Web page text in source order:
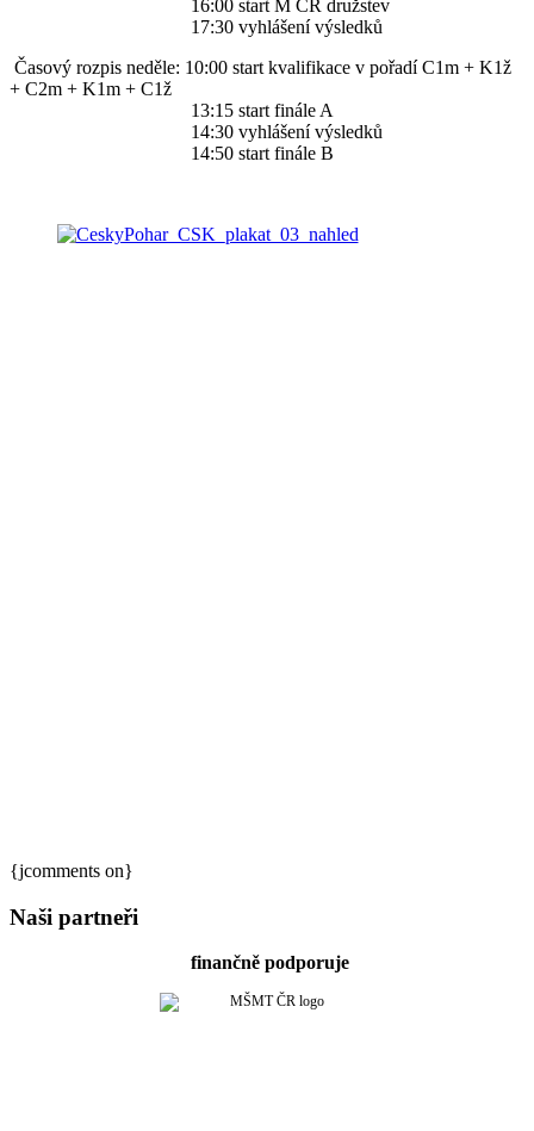
16:00 start M ČR družstev
17:30 vyhlášení výsledků
Časový rozpis neděle: 10:00 start kvalifikace v pořadí C1m + K1ž
+ C2m + K1m + C1ž
13:15 start finále A
14:30 vyhlášení výsledků
14:50 start finále B
{jcomments on}
Naši partneři
finančně podporuje